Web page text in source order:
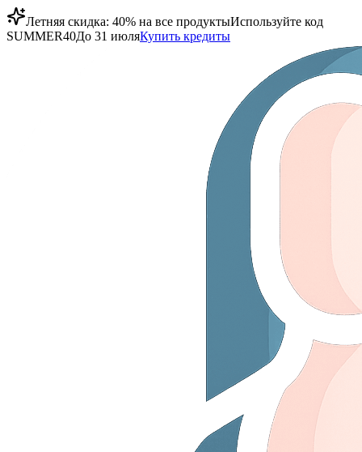
Летняя скидка: 40% на все продуктыИспользуйте код
SUMMER40До 31 июляКупить кредиты